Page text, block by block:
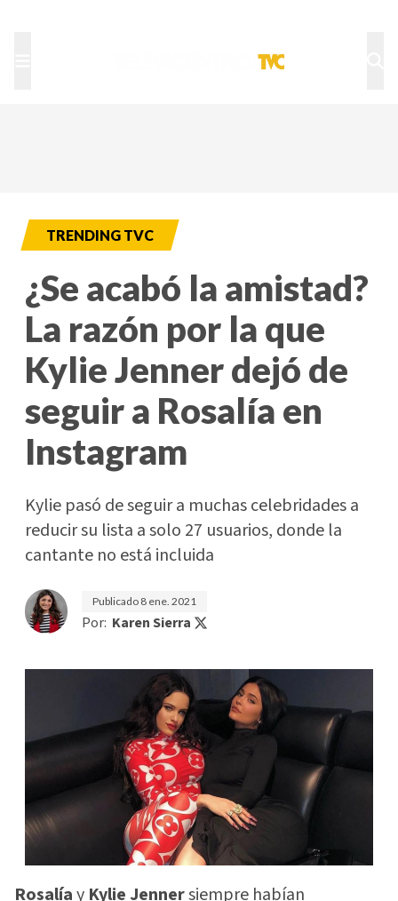
TRENDING TVC
¿Se acabó la amistad?
La razón por la que
Kylie Jenner dejó de
seguir a Rosalía en
Instagram
Kylie pasó de seguir a muchas celebridades a
reducir su lista a solo 27 usuarios, donde la
cantante no está incluida
Publicado 8 ene. 2021
Por: Karen Sierra
Rosalíay Kylie Jennersiempre habían